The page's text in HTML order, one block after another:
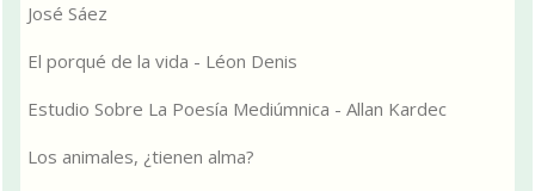
José Sáez
El porqué de la vida - Léon Denis
Estudio Sobre La Poesía Mediúmnica - Allan Kardec
Los animales, ¿tienen alma?